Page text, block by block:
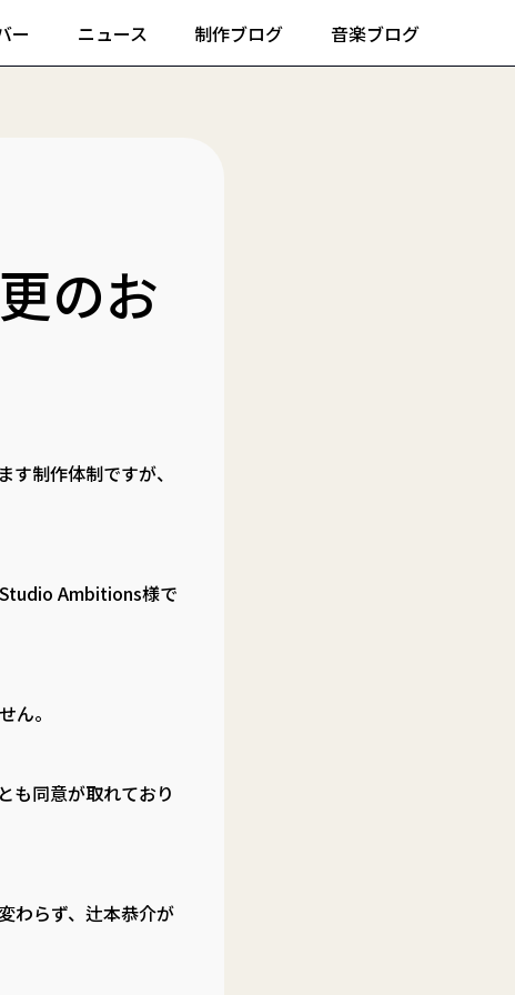
ー ニュース 制作ブログ 音楽ブログ
のお
制作体制ですが、
Ambitions様で
ん。
も同意が取れており
わらず、辻本恭介が